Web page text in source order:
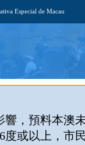
Especial de Macau
，預料本澳
度或以上，市